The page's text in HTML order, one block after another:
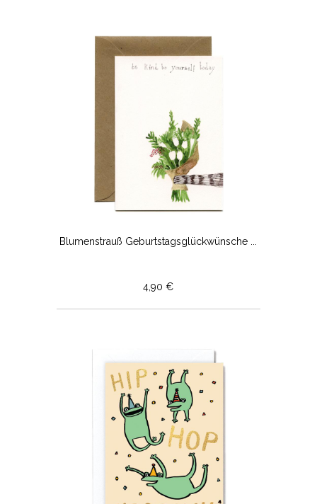
Blumenstrauß Geburtstagsglückwünsche ...
4,90 €